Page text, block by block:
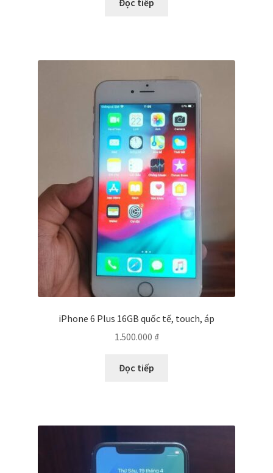
Đọc tiếp
iPhone 6 Plus 16GB quốc tế, touch, áp
1.500.000 ₫
Đọc tiếp